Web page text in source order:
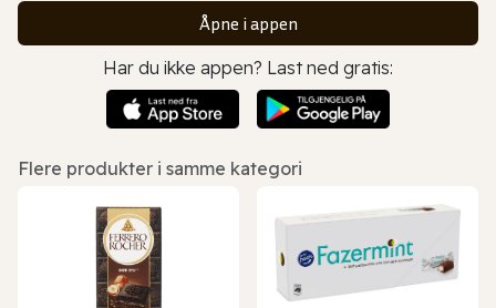
Åpne i appen
Har du ikke appen? Last ned gratis:
Flere produkter i samme kategori